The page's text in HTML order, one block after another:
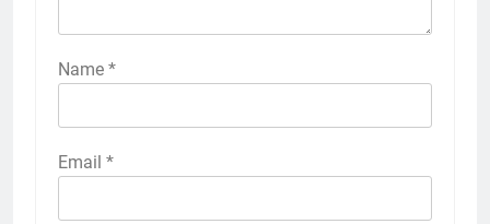
Name *
Email *